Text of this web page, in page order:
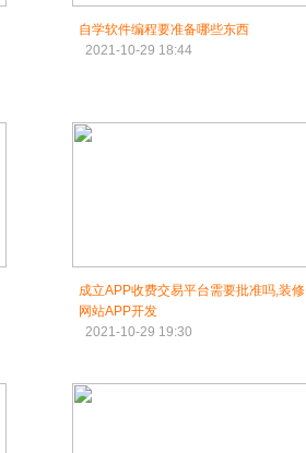
自学软件编程要准备哪些东西
2021-10-29 18:44
成立APP收费交易平台需要批准吗,装修
网站APP开发
2021-10-29 19:30